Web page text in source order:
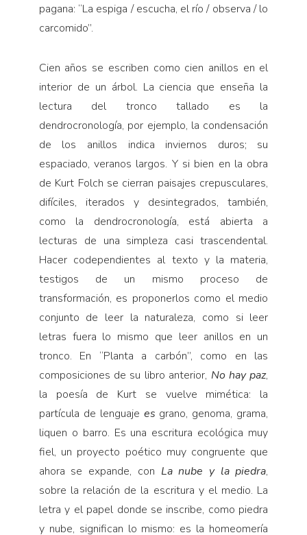
pagana: “La espiga / escucha, el río / observa / lo
carcomido”.
Cien años se escriben como cien anillos en el
interior de un árbol. La ciencia que enseña la
lectura del tronco tallado es la
dendrocronología, por ejemplo, la condensación
de los anillos indica inviernos duros; su
espaciado, veranos largos. Y si bien en la obra
de Kurt Folch se cierran paisajes crepusculares,
difíciles, iterados y desintegrados, también,
como la dendrocronología, está abierta a
lecturas de una simpleza casi trascendental.
Hacer codependientes al texto y la materia,
testigos de un mismo proceso de
transformación, es proponerlos como el medio
conjunto de leer la naturaleza, como si leer
letras fuera lo mismo que leer anillos en un
tronco. En “Planta a carbón”, como en las
composiciones de su libro anterior, No hay paz,
la poesía de Kurt se vuelve mimética: la
partícula de lenguaje es grano, genoma, grama,
liquen o barro. Es una escritura ecológica muy
fiel, un proyecto poético muy congruente que
ahora se expande, con La nube y la piedra,
sobre la relación de la escritura y el medio. La
letra y el papel donde se inscribe, como piedra
y nube, significan lo mismo: es la homeomería